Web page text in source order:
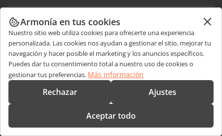
Docs
DocSpace
Workspace
Conectores
Aplicaciones de escritorio
Aplicaciones móviles
COLABORAR
Para colaboradores
Para traductores
Para influencers
Vacantes
RECIBIR NOTICIAS
Blog
OBTENER AYUDA
Foro
CONTÁCTENOS
Preguntas de ventas
sales@onlyoffice.com
partners@onlyoffice.com
Armonía en tus cookies
Nuestro sitio web utiliza cookies para ofrecerte una experiencia
personalizada. Las cookies nos ayudan a gestionar el sitio, mejorar tu
navegación y hacer posible el marketing y los anuncios específicos.
Puedes dar tu consentimiento total a nuestro uso de cookies o
gestionar tus preferencias. Más información
Rechazar Ajustes
Aceptar todo